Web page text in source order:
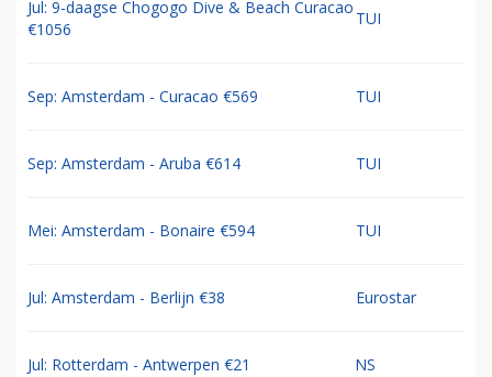
Jul: 9-daagse Chogogo Dive & Beach Curacao
€1056
TUI
Sep: Amsterdam - Curacao €569 TUI
Sep: Amsterdam - Aruba €614 TUI
Mei: Amsterdam - Bonaire €594 TUI
Jul: Amsterdam - Berlijn €38 Eurostar
Jul: Rotterdam - Antwerpen €21 NS